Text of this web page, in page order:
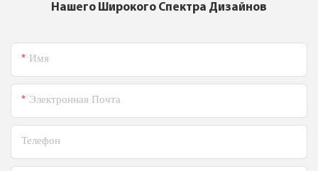
Нашего Широкого Спектра Дизайнов
Имя
Электронная Почта
Телефон